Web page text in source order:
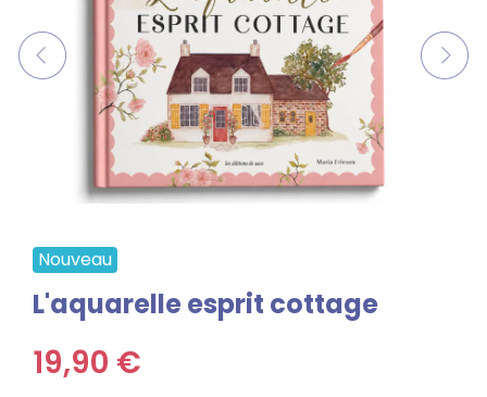
Nouveau
L'aquarelle esprit cottage
19,90 €